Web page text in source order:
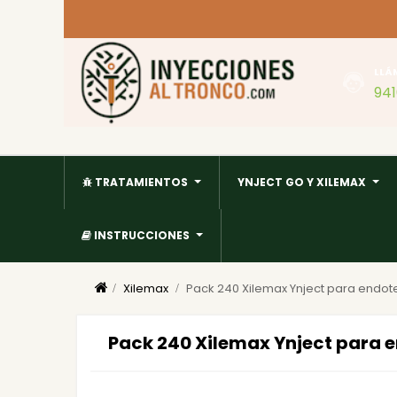
TRATAMIENTOS YNJECT GO Y XILEMAX
INSTRUCCIONES
Xilemax Pack 240 Xilemax Ynject para
Pack 240 Xilemax Ynject para